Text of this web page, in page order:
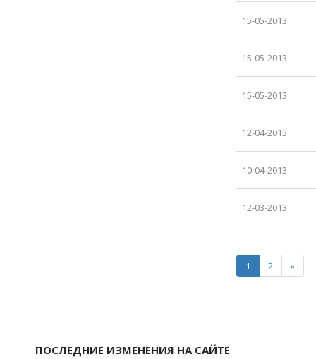
15-05-2013
15-05-2013
15-05-2013
12-04-2013
10-04-2013
12-03-2013
1 2 »
ПОСЛЕДНИЕ ИЗМЕНЕНИЯ НА САЙТЕ